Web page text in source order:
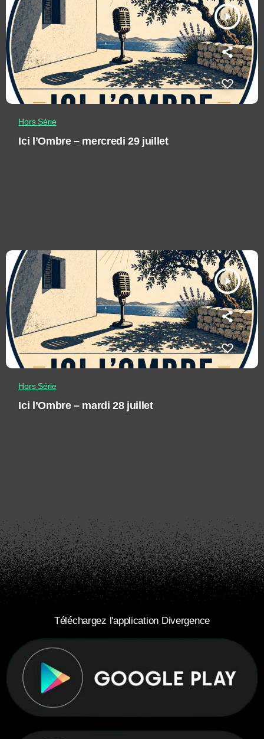
play_arrow
Hors Série
Ici l’Ombre – mercredi 29 juillet
play_arrow
Hors Série
Ici l’Ombre – mardi 28 juillet
Téléchargez l'application Divergence